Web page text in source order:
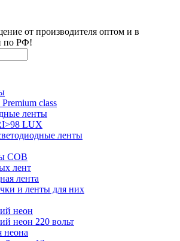
от производителя оптом и в
по РФ!
class
ленты
LUX
ленты
COB
лент
лента
и ленты для них
неон
неон 220 вольт
неона